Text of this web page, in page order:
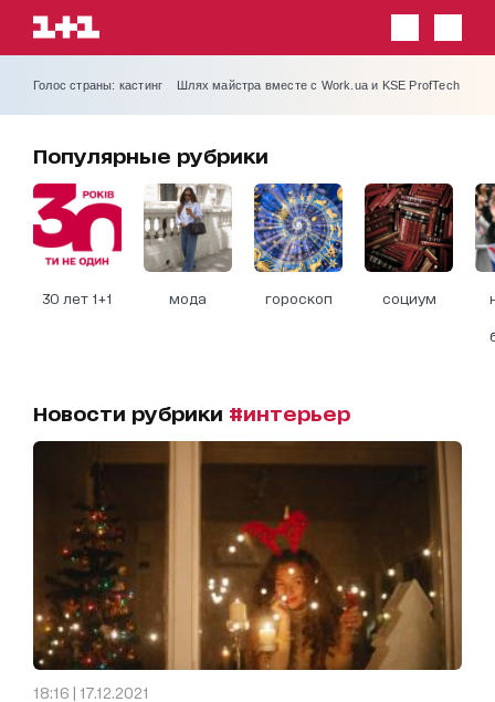
Голос страны: кастинг Шлях майстра вместе с Work.ua и KSE ProfTech
Популярные рубрики
30 лет 1+1 мода гороскоп социум
Новости рубрики #интерьер
18:16 | 17.12.2021